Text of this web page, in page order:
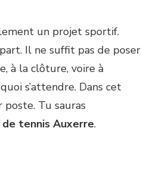
un projet sportif.
Il ne suffit pas de poser
à la clôture, voire à
s’attendre. Dans cet
Tu sauras
tennis Auxerre.